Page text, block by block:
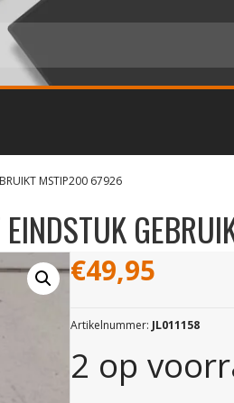
MSTIP200 67926
€49,95
Artikelnummer: JL011158
2 op